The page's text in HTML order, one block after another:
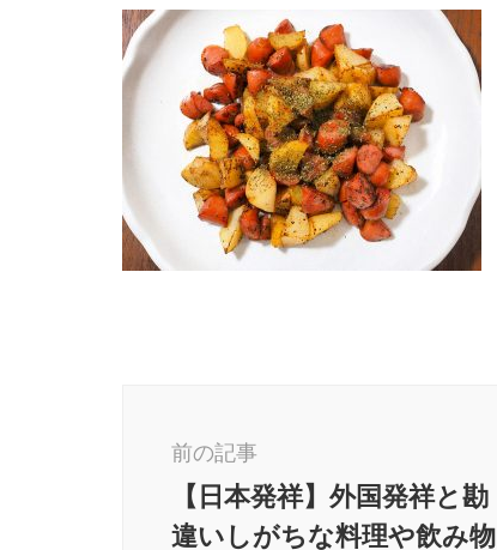
前の記事
【日本発祥】外国発祥と勘
違いしがちな料理や飲み物